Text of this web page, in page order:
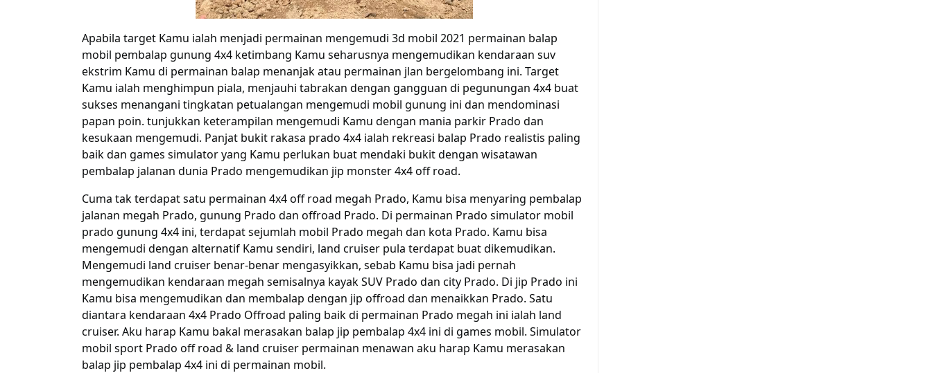
Apabila target Kamu ialah menjadi permainan mengemudi 3d mobil 2021 permainan balap
mobil pembalap gunung 4x4 ketimbang Kamu seharusnya mengemudikan kendaraan suv
ekstrim Kamu di permainan balap menanjak atau permainan jlan bergelombang ini. Target
Kamu ialah menghimpun piala, menjauhi tabrakan dengan gangguan di pegunungan 4x4 buat
sukses menangani tingkatan petualangan mengemudi mobil gunung ini dan mendominasi
papan poin. tunjukkan keterampilan mengemudi Kamu dengan mania parkir Prado dan
kesukaan mengemudi. Panjat bukit rakasa prado 4x4 ialah rekreasi balap Prado realistis paling
baikdan games simulator yang Kamu perlukan buat mendaki bukit dengan wisatawan
pembalap jalanan dunia Prado mengemudikan jip monster 4x4 off road.
Cuma takterdapatsatu permainan 4x4 off road megah Prado, Kamu bisa menyaring pembalap
jalanan megah Prado, gunung Prado dan offroad Prado. Di permainan Prado simulator mobil
prado gunung 4x4 ini, terdapatsejumlah mobil Prado megah dan kota Prado. Kamu bisa
mengemudi dengan alternatif Kamu sendiri, land cruiser pula terdapat buatdikemudikan.
Mengemudi land cruiser benar-benar mengasyikkan, sebab Kamu bisa jadi pernah
mengemudikan kendaraan megah semisalnya kayakSUV Prado dan city Prado. Di jip Prado ini
Kamu bisa mengemudikan dan membalap dengan jip offroad dan menaikkan Prado. Satu
diantara kendaraan 4x4 Prado Offroad paling baikdi permainan Prado megah ini ialah land
cruiser. Aku harap Kamu bakal merasakan balap jip pembalap 4x4 ini di games mobil. Simulator
mobil sport Prado off road & land cruiser permainan menawan aku harap Kamu merasakan
balap jip pembalap 4x4 ini di permainan mobil.